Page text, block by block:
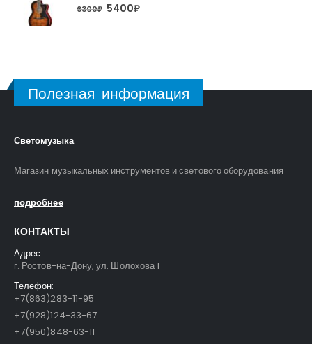
6300₽ 5400₽
Полезная информация
Светомузыка
Магазин музыкальных инструментов и светового оборудования
подробнее
КОНТАКТЫ
Адрес:
г. Ростов-на-Дону, ул. Шолохова 1
Телефон:
+7(863)283-11-95
+7(928)124-33-67
+7(950)848-63-11